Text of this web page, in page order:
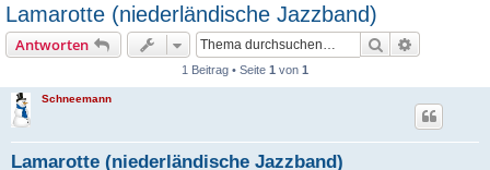
c
h
Lamarotte (niederländische Jazzband)
Antworten Suche
1 Beitrag • Seite 1 von 1
Schneemann
Lamarotte (niederländische Jazzband)